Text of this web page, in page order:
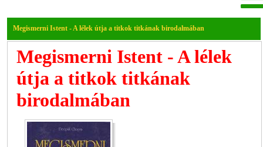
Megismerni Istent - A lélek útja a titkok titkának birodalmában
Megismerni Istent - A lélek
útja a titkok titkának
birodalmában